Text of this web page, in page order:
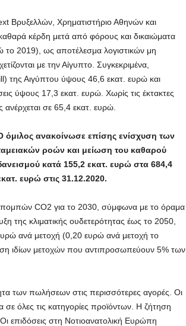
Βρυξελλών, Χρηματιστήριο Αθηνών και
κέρδη μετά από φόρους και δικαιώματα
2019), ως αποτέλεσμα λογιστικών μη
με την Αίγυπτο. Συγκεκριμένα,
της Αιγύπτου ύψους 46,6 εκατ. ευρώ και
ύψους 17,3 εκατ. ευρώ. Χωρίς τις έκτακτες
σε 65,4 εκατ. ευρώ.
όμιλος ανακοίνωσε επίσης ενίσχυση των
ροών και μείωση του καθαρού
κατά 155,2 εκατ. ευρώ στα 684,4
ευρώ στις 31.12.2020.
CO2 για το 2030, σύμφωνα με το όραμα
της κλιματικής ουδετερότητας έως το 2050,
ανά μετοχή (0,20 ευρώ ανά μετοχή το
ιδίων μετοχών που αντιπροσωπεύουν 5% των
των πωλήσεων στις περισσότερες αγορές. Οι
όλες τις κατηγορίες προϊόντων. Η ζήτηση
επιδόσεις στη Νοτιοανατολική Ευρώπη